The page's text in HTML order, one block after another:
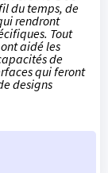
du temps, de
rendront
Tout
aidé les
de
qui feront
designs